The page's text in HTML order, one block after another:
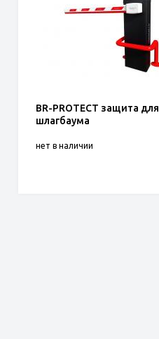
BR-PROTECT защита для
шлагбаума
нет в наличии